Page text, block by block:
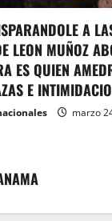
A
LEON MUÑOZ
ES QUIEN
E
marzo